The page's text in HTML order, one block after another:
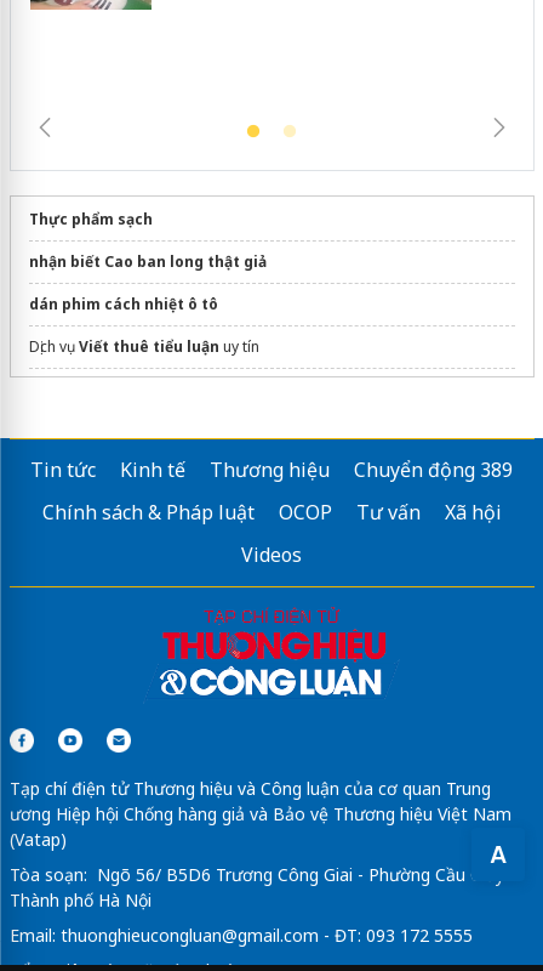
A
Thực phẩm sạch
nhận biết Cao ban long thật giả
dán phim cách nhiệt ô tô
Dịch vụViết thuê tiểu luận uy tín
Tin tức Kinh tế Thương hiệu
Chuyển động 389
Chính sách & Pháp luật
OCOP Tư vấn
Xã hội
Videos
Tạp chí điện tử Thương hiệu và Công luận của cơ quan Trung
ương Hiệp hội Chống hàng giả và Bảo vệ Thương hiệu Việt Nam
(Vatap)
Tòa soạn: Ngõ 56/ B5D6 Trương Công Giai - Phường Cầu Giấy -
Thành phố Hà Nội
Email: thuonghieucongluan@gmail.com - ĐT: 093 172 5555